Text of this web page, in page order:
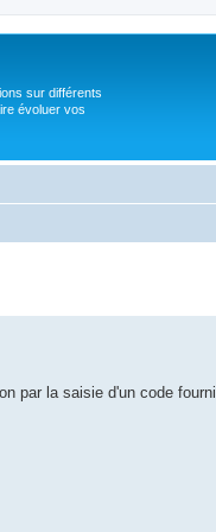
sur différents
évoluer vos
par la saisie d'un code fourni